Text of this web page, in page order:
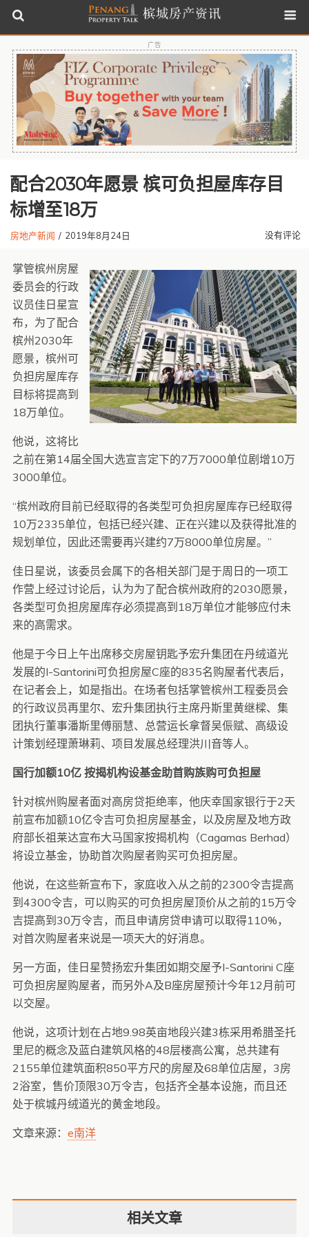
广告
配合2030年愿景 槟可负担屋库存目
标增至18万
房地产新闻 / 2019年8月24日 没有评论
掌管槟州房屋
委员会的行政
议员佳日星宣
布，为了配合
槟州2030年
愿景，槟州可
负担房屋库存
目标将提高到
18万单位。
他说，这将比
之前在第14届全国大选宣言定下的7万7000单位剧增10万
3000单位。
“槟州政府目前已经取得的各类型可负担房屋库存已经取得
10万2335单位，包括已经兴建、正在兴建以及获得批准的
规划单位，因此还需要再兴建约7万8000单位房屋。”
佳日星说，该委员会属下的各相关部门是于周日的一项工
作营上经过讨论后，认为为了配合槟州政府的2030愿景，
各类型可负担房屋库存必须提高到18万单位才能够应付未
来的高需求。
他是于今日上午出席移交房屋钥匙予宏升集团在丹绒道光
发展的I-Santorini可负担房屋C座的835名购屋者代表后，
在记者会上，如是指出。在场者包括掌管槟州工程委员会
的行政议员再里尔、宏升集团执行主席丹斯里黄继樑、集
团执行董事潘斯里傅丽慧、总营运长拿督吴侲赋、高级设
计策划经理萧琳莉、项目发展总经理洪川音等人。
国行加额10亿 按揭机构设基金助首购族购可负担屋
针对槟州购屋者面对高房贷拒绝率，他庆幸国家银行于2天
前宣布加额10亿令吉可负担房屋基金，以及房屋及地方政
府部长祖莱达宣布大马国家按揭机构（Cagamas Berhad）
将设立基金，协助首次购屋者购买可负担房屋。
他说，在这些新宣布下，家庭收入从之前的2300令吉提高
到4300令吉，可以购买的可负担房屋顶价从之前的15万令
吉提高到30万令吉，而且申请房贷申请可以取得110%，
对首次购屋者来说是一项天大的好消息。
另一方面，佳日星赞扬宏升集团如期交屋予I-Santorini C座
可负担房屋购屋者，而另外A及B座房屋预计今年12月前可
以交屋。
他说，这项计划在占地9.98英亩地段兴建3栋采用希腊圣托
里尼的概念及蓝白建筑风格的48层楼高公寓，总共建有
2155单位建筑面积850平方尺的房屋及68单位店屋，3房
2浴室，售价顶限30万令吉，包括齐全基本设施，而且还
处于槟城丹绒道光的黄金地段。
文章来源： e南洋
相关文章